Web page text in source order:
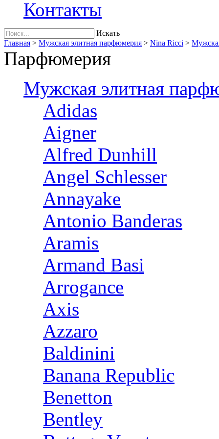
Контакты
Искать
Главная > Мужская элитная парфюмерия > Nina Ricci >
Парфюмерия
Мужская элитная
Adidas
Aigner
Alfred Dunhill
Angel Schlesser
Annayake
Antonio Banderas
Aramis
Armand Basi
Arrogance
Axis
Azzaro
Baldinini
Banana Republic
Benetton
Bentley